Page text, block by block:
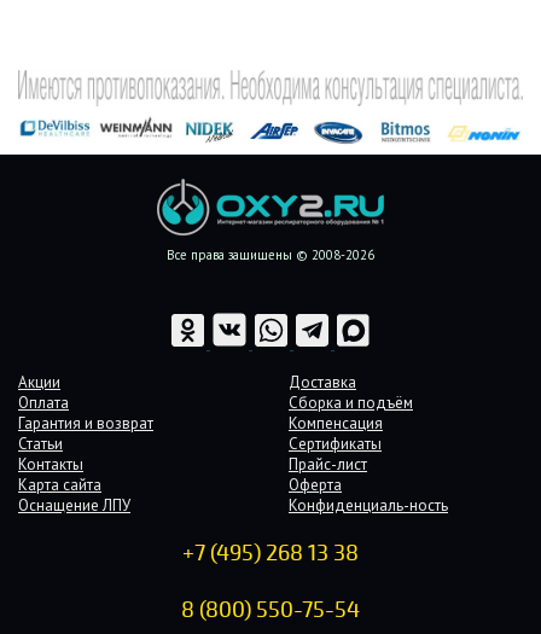
Все права защищены © 2008-2026
Акции
Доставка
Оплата
Сборка и подъём
Гарантия и возврат
Компенсация
Статьи
Сертификаты
Контакты
Прайс-лист
Карта сайта
Оферта
Оснащение ЛПУ
Конфиденциаль-ность
+7 (495) 268 13 38
8 (800) 550-75-54